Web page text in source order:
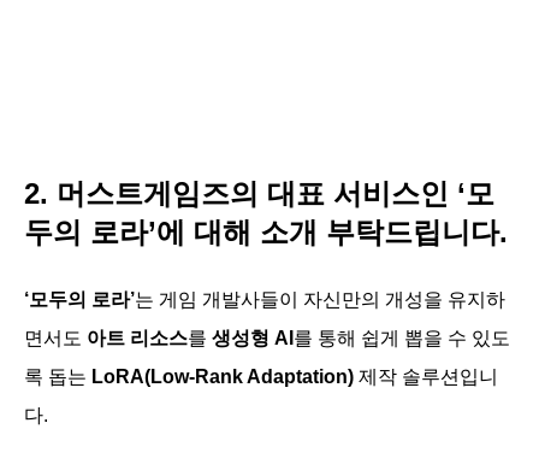
2. 머스트게임즈의 대표 서비스인 ‘모
두의 로라’에 대해 소개 부탁드립니다.
‘모두의 로라’는 게임 개발사들이 자신만의 개성을 유지하
면서도 아트 리소스를 생성형 AI 를 통해 쉽게 뽑을 수 있도
록 돕는 LoRA(Low-Rank Adaptation) 제작 솔루션입니
다.